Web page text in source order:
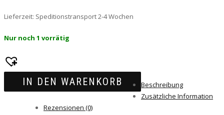
Lieferzeit: Speditionstransport 2-4 Wochen
Nur noch 1 vorrätig
IN DEN WARENKORB
Beschreibung
Zusätzliche Information
Rezensionen (0)